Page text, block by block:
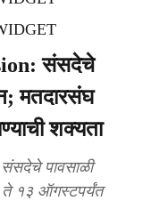
संसदेचे
मतदारसंघ
शक्यता
पावसाळी
१३ ऑगस्टपर्यंत